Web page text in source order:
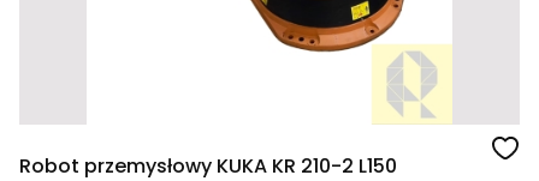
Robot przemysłowy KUKA KR 210-2 L150